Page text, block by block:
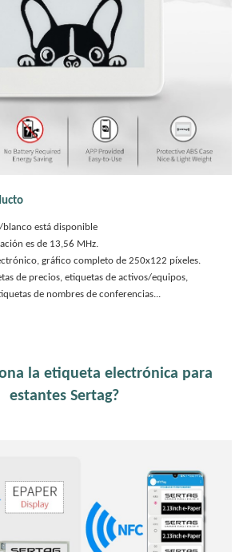
está disponible
es de 13,56 MHz.
gráfico completo de 250x122 píxeles.
de precios, etiquetas de activos/equipos,
de nombres de conferencias...
la etiqueta electrónica para
estantes Sertag?